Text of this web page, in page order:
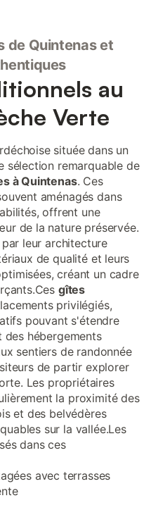
de Quintenas et
au
Verte
située dans un
sélection remarquable de
à Quintenas. Ces
aménagés dans
offrent une
de la nature préservée.
leur architecture
de qualité et leurs
créant un cadre
gîtes
privilégiés,
pouvant s'étendre
des hébergements
sentiers de randonnée
de partir explorer
Les propriétaires
la proximité des
et des belvédères
sur la vallée.Les
dans ces
avec terrasses